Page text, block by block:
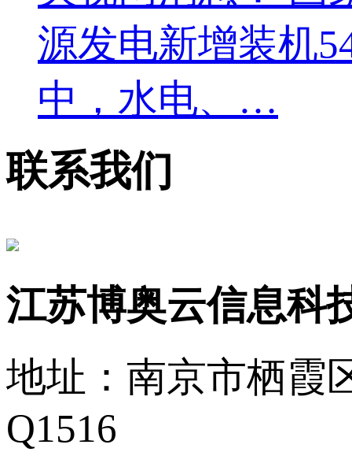
源发电新增装机
中，水电、…
联系我们
江苏博奥云信息科
地址：南京市栖霞
Q1516